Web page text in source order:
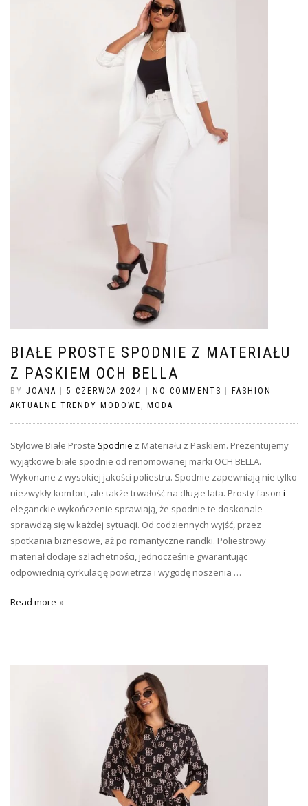
BIAŁE PROSTE SPODNIE Z MATERIAŁU
Z PASKIEM OCH BELLA
BY JOANA | 5 CZERWCA 2024 | NO COMMENTS | FASHION
AKTUALNE TRENDY MODOWE , MODA
Stylowe Białe Proste Spodnie z Materiału z Paskiem. Prezentujemy
wyjątkowe białe spodnie od renomowanej marki OCH BELLA.
Wykonane z wysokiej jakości poliestru. Spodnie zapewniają nie tylko
niezwykły komfort, ale także trwałość na długie lata. Prosty fason i
eleganckie wykończenie sprawiają, że spodnie te doskonale
sprawdzą się w każdej sytuacji. Od codziennych wyjść, przez
spotkania biznesowe, aż po romantyczne randki. Poliestrowy
materiał dodaje szlachetności, jednocześnie gwarantując
odpowiednią cyrkulację powietrza i wygodę noszenia …
Read more